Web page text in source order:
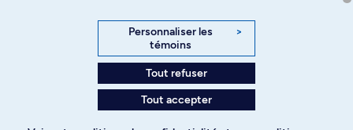
YouTube
Politique de confidentialité
Personnaliser les
témoins
>
Tout refuser
Tout accepter